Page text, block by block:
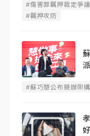
#傷害罪羈押裁定爭議
#羈押攻防
#蘇巧慧公布競辦架構